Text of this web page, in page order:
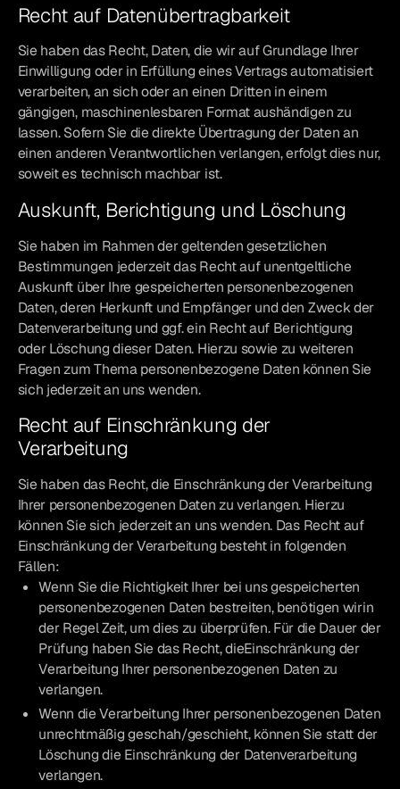
Recht auf Datenübertragbarkeit
Sie haben das Recht, Daten, die wir auf Grundlage Ihrer
Einwilligung oder in Erfüllung eines Vertrags automatisiert
verarbeiten, an sich oder an einen Dritten in einem
gängigen, maschinenlesbaren Format aushändigen zu
lassen. Sofern Sie die direkte Übertragung der Daten an
einen anderen Verantwortlichen verlangen, erfolgt dies nur,
soweit es technisch machbar ist.
Auskunft, Berichtigung und Löschung
Sie haben im Rahmen der geltenden gesetzlichen
Bestimmungen jederzeit das Recht auf unentgeltliche
Auskunft über Ihre gespeicherten personenbezogenen
Daten, deren Herkunft und Empfänger und den Zweck der
Datenverarbeitung und ggf. ein Recht auf Berichtigung
oder Löschung dieser Daten. Hierzu sowie zu weiteren
Fragen zum Thema personenbezogene Daten können Sie
sich jederzeit an uns wenden.
Recht auf Einschränkung der
Verarbeitung
Sie haben das Recht, die Einschränkung der Verarbeitung
Ihrer personenbezogenen Daten zu verlangen. Hierzu
können Sie sich jederzeit an uns wenden. Das Recht auf
Einschränkung der Verarbeitung besteht in folgenden
Fällen:
Wenn Sie die Richtigkeit Ihrer bei uns gespeicherten
personenbezogenen Daten bestreiten, benötigen wirin
der Regel Zeit, um dies zu überprüfen. Für die Dauer der
Prüfung haben Sie das Recht, dieEinschränkung der
Verarbeitung Ihrer personenbezogenen Daten zu
verlangen.
Wenn die Verarbeitung Ihrer personenbezogenen Daten
unrechtmäßig geschah/geschieht, können Sie statt der
Löschung die Einschränkung der Datenverarbeitung
verlangen.